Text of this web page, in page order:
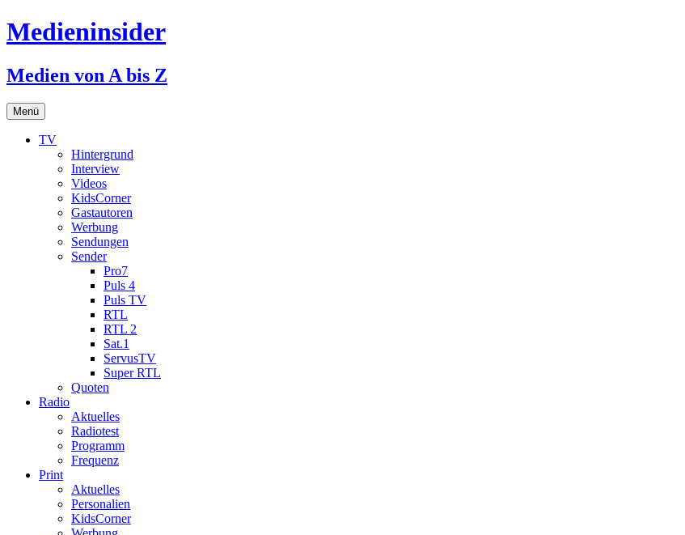
Medieninsider
Medien von A bis Z
Menü Zum
Inhalt
springen
TV
Hintergrund
Interview
Videos
KidsCorner
Gastautoren
Werbung
Sendungen
Sender
Pro7
Puls 4
Puls TV
RTL
RTL 2
Sat.1
ServusTV
Super RTL
Quoten
Radio
Aktuelles
Radiotest
Programm
Frequenz
Print
Aktuelles
Personalien
KidsCorner